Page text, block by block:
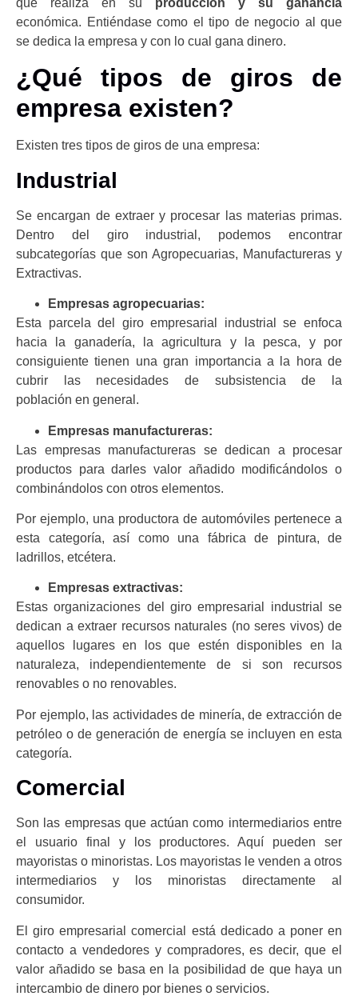
que realiza en su
producción y su ganancia
económica. Entiéndase como el tipo de negocio al que
se dedica la empresa y con lo cual gana dinero.
¿Qué tipos de giros de
empresa existen?
Existen tres tipos de giros de una empresa:
Industrial
Se encargan de extraer y procesar las materias primas.
Dentro del giro industrial, podemos encontrar
subcategorías que son Agropecuarias, Manufactureras y
Extractivas.
Empresas agropecuarias:
Esta parcela del giro empresarial industrial se enfoca
hacia la ganadería, la agricultura y la pesca, y por
consiguiente tienen una gran importancia a la hora de
cubrir las necesidades de subsistencia de la
población en general.
Empresas manufactureras:
Las empresas manufactureras se dedican a procesar
productos para darles valor añadido modificándolos o
combinándolos con otros elementos.
Por ejemplo, una productora de automóviles pertenece a
esta categoría, así como una fábrica de pintura, de
ladrillos, etcétera.
Empresas extractivas:
Estas organizaciones del giro empresarial industrial se
dedican a extraer recursos naturales (no seres vivos) de
aquellos lugares en los que estén disponibles en la
naturaleza, independientemente de si son recursos
renovables o no renovables.
Por ejemplo, las actividades de minería, de extracción de
petróleo o de generación de energía se incluyen en esta
categoría.
Comercial
Son las empresas que actúan como intermediarios entre
el usuario final y los productores. Aquí pueden ser
mayoristas o minoristas. Los mayoristas le venden a otros
intermediarios y los minoristas directamente al
consumidor.
El giro empresarial comercial está dedicado a poner en
contacto a vendedores y compradores, es decir, que el
valor añadido se basa en la posibilidad de que haya un
intercambio de dinero por bienes o servicios.